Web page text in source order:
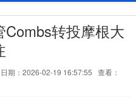
转投摩根大
日期：2026-02-19 16:57:55 查看：